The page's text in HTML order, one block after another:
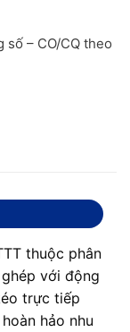
số – CO/CQ theo
thuộc phân
với động
trực tiếp
hảo nhu